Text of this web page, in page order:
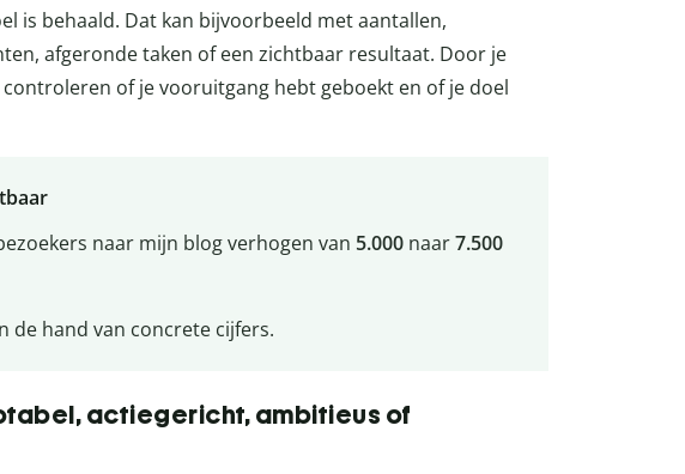
is behaald. Dat kan bijvoorbeeld met aantallen,
afgeronde taken of een zichtbaar resultaat. Door je
of je vooruitgang hebt geboekt en of je doel
naar mijn blog verhogen van 5.000naar7.500
de hand van concrete cijfers.
actiegericht, ambitieus of